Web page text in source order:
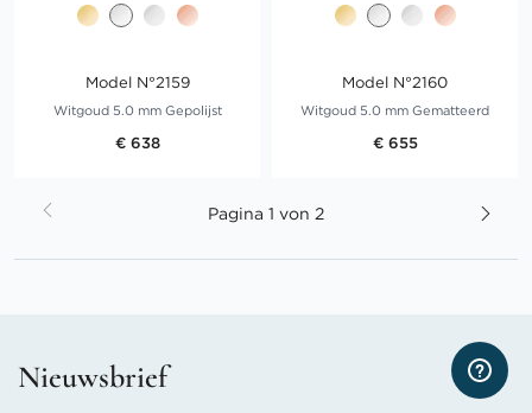
Model N°2159
Witgoud 5.0 mm Gepolijst
€ 638
Model N°2160
Witgoud 5.0 mm Gematteerd
€ 655
Pagina
Pagina 1 von 2
Nieuwsbrief